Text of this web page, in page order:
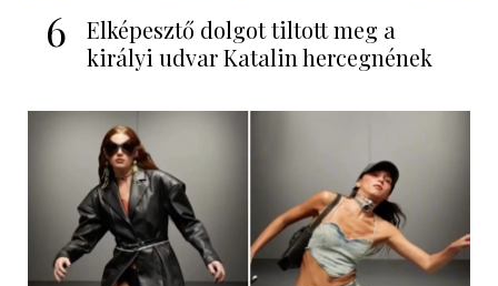
6
Elképesztő dolgot tiltott meg a
királyi udvar Katalin hercegnének